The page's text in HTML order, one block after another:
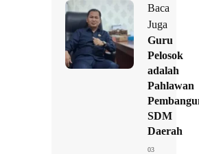
Baca
Juga
Guru
Pelosok
adalah
Pahlawan
SDM
Daerah
03